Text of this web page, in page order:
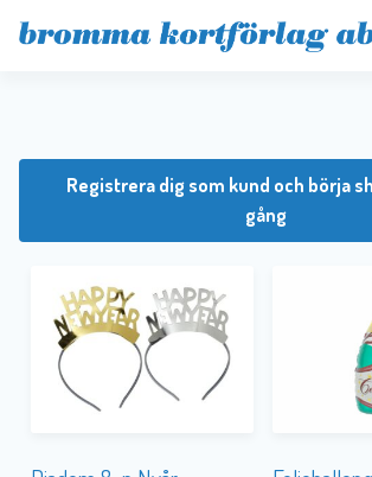
Registrera dig som kund och börja
gång